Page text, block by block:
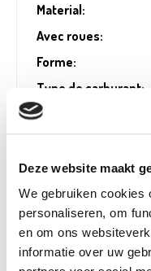
Deze website maakt
We gebruiken cookies
personaliseren, om
en om ons
informatie over uw
Material:
Avec roues:
Forme:
Type de carburant:
Surface de cuisson: